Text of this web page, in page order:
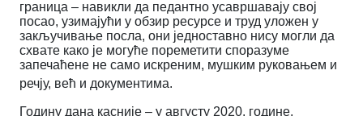
граница – навикли да педантно усавршавају свој
посао, узимајући у обзир ресурсе и труд уложен у
закључивање посла, они једноставно нису могли да
схвате како је могуће пореметити споразуме
запечаћене не само искреним, мушким руковањем и
речју, већ и документима.
Годину дана касније – у августу 2020. године,